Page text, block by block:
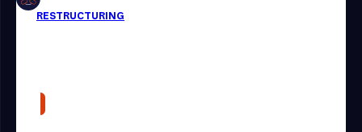
Presse